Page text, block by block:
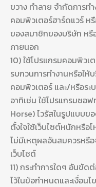
ขวาง ทำลาย จำกัดการท
คอมพิวเตอร์ฮาร์ดแวร์ ห
ของสมาชิกของบริษัท หรื
ภายนอก
10) ใช้โปรแกรมคอมพิว
รบกวนการทำงานหรือให้
คอมพิวเตอร์ และ/หรือร
อาทิเช่น ใช้โปรแกรมซอ
Horse) ไวรัสในรูปแบบข
ตั้งใจใช้เว็บไซต์หนักหรื
ไม่มีเหตุผลอันสมควรหรือ
เว็บไซต์
11) กระทำการใดๆ อันขั
ไว้ในข้อกำหนดและเงื่อน